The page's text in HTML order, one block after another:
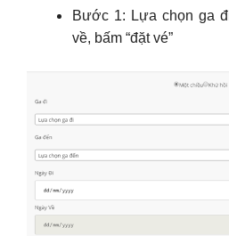
Bước 1: Lựa chọn ga
về, bấm “đặt vé”